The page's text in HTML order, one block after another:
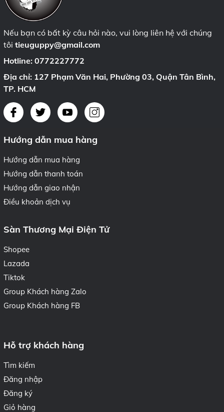
Nếu bạn có bất kỳ câu hỏi nào, vui lòng liên hệ với chúng
tôi tieuguppy@gmail.com
Hotline: 0772227772
Địa chỉ: 127 Phạm Văn Hai, Phường 03, Quận Tân Bình,
TP. HCM
Hướng dẫn mua hàng
Hướng dẫn mua hàng
Hướng dẫn thanh toán
Hướng dẫn giao nhận
Điều khoản dịch vụ
Sàn Thương Mại Điện Tử
Shopee
Lazada
Tiktok
Group Khách hàng Zalo
Group Khách hàng FB
Hỗ trợ khách hàng
Tìm kiếm
Đăng nhập
Đăng ký
Giỏ hàng